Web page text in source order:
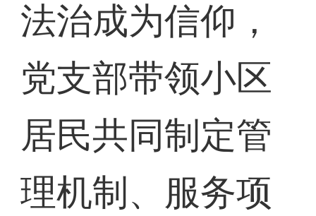
法治成为信仰，
党支部带领小区
居民共同制定管
理机制、服务项